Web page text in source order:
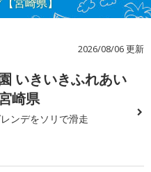
2026/08/06 更新
いきいきふれあい
崎県
ンデをソリで滑走